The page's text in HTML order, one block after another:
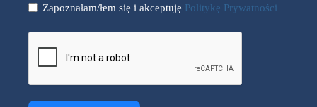
Zapoznałam/łem się i akceptuję Politykę Prywatności